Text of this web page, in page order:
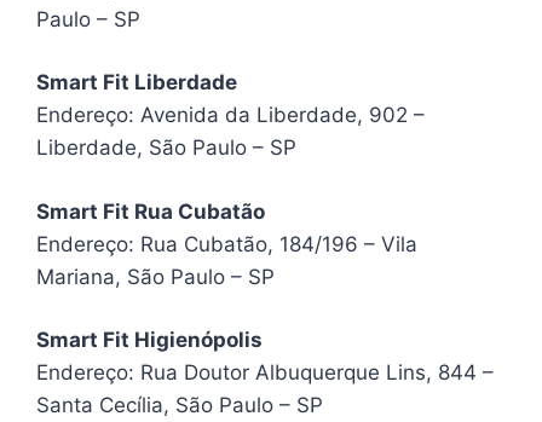
Paulo – SP
Smart Fit Liberdade
Endereço: Avenida da Liberdade, 902 –
Liberdade, São Paulo – SP
Smart Fit Rua Cubatão
Endereço: Rua Cubatão, 184/196 – Vila
Mariana, São Paulo – SP
Smart Fit Higienópolis
Endereço: Rua Doutor Albuquerque Lins, 844 –
Santa Cecília, São Paulo – SP